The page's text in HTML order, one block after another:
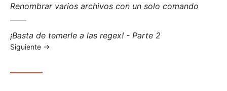
Anterior
Renombrar varios archivos con un solo comando
Siguiente
entrada:
¡Basta de temerle a las regex! - Parte 2
Siguiente